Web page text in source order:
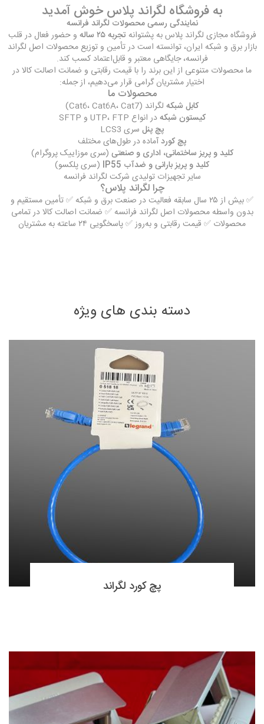
به فروشگاه لگراند پلاس خوش آمدید
نمایندگی رسمی محصولات لگراند فرانسه
فروشگاه مجازی لگراند پلاس به پشتوانه تجربه ۲۵ ساله
و حضور فعال در قلب
بازار برق و شبکه ایران، توانسته است در تأمین و توزیع محصولات اصل لگراند
فرانسه، جایگاهی معتبر و قابل‌اعتماد کسب کند.
ما محصولات متنوعی از این برند را با قیمت رقابتی و ضمانت اصالت کالا در
اختیار مشتریان گرامی قرار می‌دهیم، از جمله:
محصولات ما
کابل شبکه لگراند (Cat6، Cat6A، Cat7)
کیستون شبکهدر انواع UTP، FTP و SFTP
پچ پنل سری LCS3
پچ کوردآماده در طول‌های مختلف
کلید و پریز ساختمانی، اداری و صنعتی (سری موزاییک پروگرام)
کلید و پریز بارانی و ضدآب IP55
(سری پلکسو)
سایر تجهیزات تولیدی شرکت لگراند فرانسه
چرا لگراند پلاس؟
✅ بیش از ۲۵ سال سابقه فعالیت در صنعت برق و شبکه ✅ تأمین مستقیم و
بدون واسطه محصولات اصل لگراند فرانسه ✅ ضمانت اصالت کالا در تمامی
محصولات ✅ قیمت رقابتی و به‌روز ✅ پاسخگویی ۲۴ ساعته به مشتریان
دسته بندی های ویژه
پچ کورد لگراند